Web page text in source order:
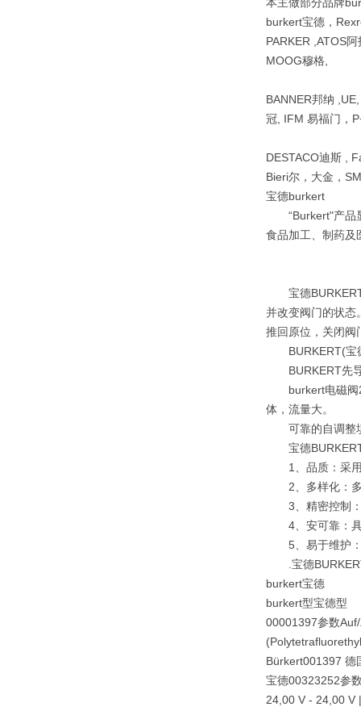
burkert宝德，
PARKER ,ATOS
MOOG穆格,
BANNER邦纳
冠, IFM 易福门，
DESTACO迪斯 ,
Bieri尔，大金，
宝德burkert
“Burkert"产品显
食品加工、制药及
宝德BURKERT
并改变阀门的状态
推回原位，关闭阀
BURKERT(宝德
BURKERT先导
burkert电磁阀
体，流量大。
可靠的自调整填
宝德BURKERT
1、品质：采用
2、多样化：多
3、精密控制：
4、安可靠：具
5、易于维护：
.宝德
burkert宝德
burkert型宝德型
00001397参数
Bürkert001397 德
宝德00323252参
24,00 V - 24,00 V